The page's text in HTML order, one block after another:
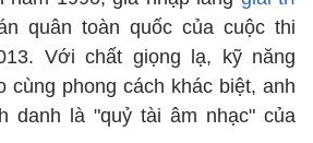
quân toàn quốc của cuộc thi
Với chất giọng lạ, kỹ năng
cùng phong cách khác biệt, anh
danh là "quỷ tài âm nhạc" của